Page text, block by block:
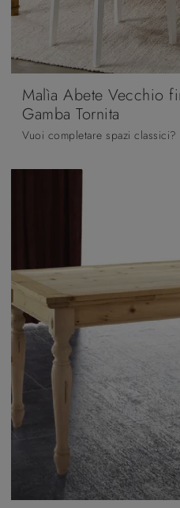
Malìa Abete Vecchio
Gamba Tornita